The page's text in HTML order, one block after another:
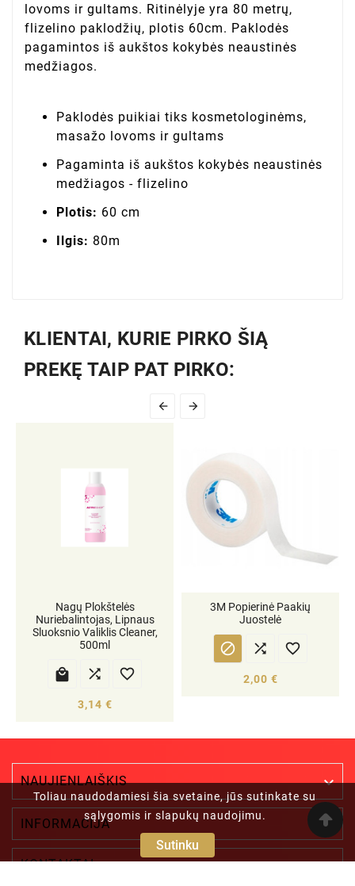
Toliau naudodamiesi šia svetaine, jūs sutinkate su
sąlygomis ir slapukų naudojimu.
Sutinku
lovoms ir gultams. Ritinėlyje yra 80 metrų,
flizelino paklodžių, plotis 60cm. Paklodės
pagamintos iš aukštos kokybės neaustinės
medžiagos.
Paklodės puikiai tiks kosmetologinėms,
masažo lovoms ir gultams
Pagaminta iš aukštos kokybės neaustinės
medžiagos - flizelino
Plotis: 60 cm
Ilgis: 80m
KLIENTAI, KURIE PIRKO ŠIĄ
PREKĘ TAIP PAT PIRKO:
 
Nagų Plokštelės
Nuriebalintojas, Lipnaus
Sluoksnio Valiklis Cleaner,
500ml
  
3,14 €
3M Popierinė Paakių
Juostelė
  
2,00 €
NAUJIENLAIŠKIS 
INFORMACIJA 
KONTAKTAI 